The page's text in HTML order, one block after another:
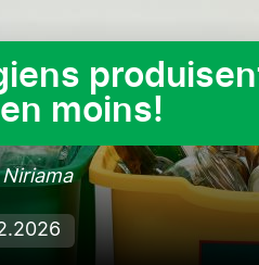
moins!